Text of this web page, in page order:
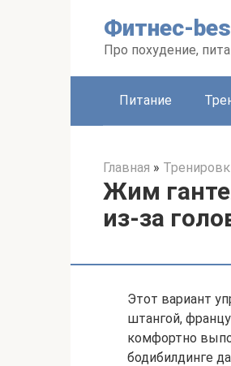
Фитнес-
Про похудение,
Питание
Главная »
Жим
из-за
Этот вариант
штангой,
комфортно
бодибилдинге